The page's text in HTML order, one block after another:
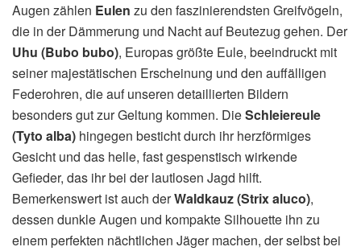
Augen zählen Eulen zu den faszinierendsten Greifvögeln,
die in der Dämmerung und Nacht auf Beutezug gehen. Der
Uhu (Bubo bubo), Europas größte Eule, beeindruckt mit
seiner majestätischen Erscheinung und den auffälligen
Federohren, die auf unseren detaillierten Bildern
besonders gut zur Geltung kommen. DieSchleiereule
(Tyto alba) hingegen besticht durch ihr herzförmiges
Gesicht und das helle, fast gespenstisch wirkende
Gefieder, das ihr bei der lautlosen Jagd hilft.
Bemerkenswert ist auch derWaldkauz (Strix aluco),
dessen dunkle Augen und kompakte Silhouette ihn zu
einem perfekten nächtlichen Jäger machen, der selbst bei